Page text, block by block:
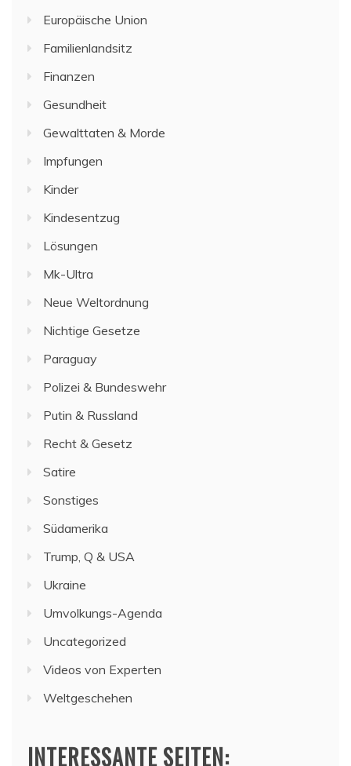
Europäische Union
Familienlandsitz
Finanzen
Gesundheit
Gewalttaten & Morde
Impfungen
Kinder
Kindesentzug
Lösungen
Mk-Ultra
Neue Weltordnung
Nichtige Gesetze
Paraguay
Polizei & Bundeswehr
Putin & Russland
Recht & Gesetz
Satire
Sonstiges
Südamerika
Trump, Q & USA
Ukraine
Umvolkungs-Agenda
Uncategorized
Videos von Experten
Weltgeschehen
INTERESSANTE SEITEN: